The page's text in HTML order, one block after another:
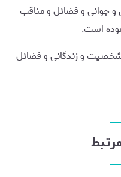
و جوانی و فضائل و مناقب
است.
و زندگانی و فضائل